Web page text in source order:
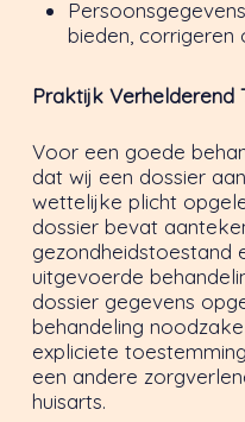
bieden, corrigeren
Praktijk Verhelderend
Voor een goede
dat wij een dossier
wettelijke plicht
dossier bevat
gezondheidstoestand
uitgevoerde
dossier gegevens
behandeling
expliciete
een andere
huisarts.